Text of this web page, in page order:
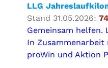
LLG
Stand 31.05.2026:
Gemeinsam helfen.
In Zusammenarbeit
proWin und Aktion